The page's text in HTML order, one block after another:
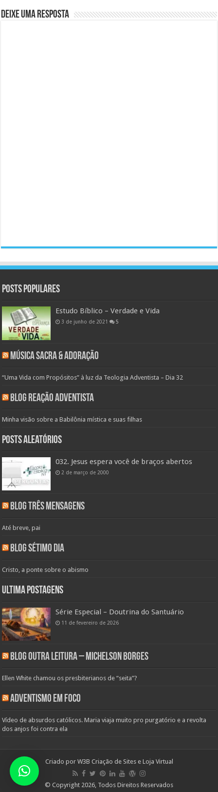
Deixe uma resposta
Posts populares
Estudo Bíblico – Verdade e Vida
3 de junho de 2021 5
Música Sacra & Adoração
“Uma Vida com Propósitos” à luz da Teologia Adventista – Dia 32
Blog Reação Adventista
Minha visão sobre a Babilônia mística e suas filhas
Posts aleatórios
032. Jesus espera você de braços abertos
2 de março de 2000
Blog Três Mensagens
Até breve, pai
Blog Sétimo Dia
Cristo, a ponte sobre o abismo
Ultima Postagens
Série Especial – Doutrina do Santuário
11 de fevereiro de 2026
Blog Outra Leitura – Michelson Borges
Ellen White chamou os presbiterianos de “seita”?
Adventismo em Foco
Vídeo de absurdos católicos. Maria viaja muito pro purgatório e a revolta
dos anjos foi contra ela
Criado por W3B Criação de Sites e Loja Virtual
© Copyright 2026, Todos Direitos Reservados